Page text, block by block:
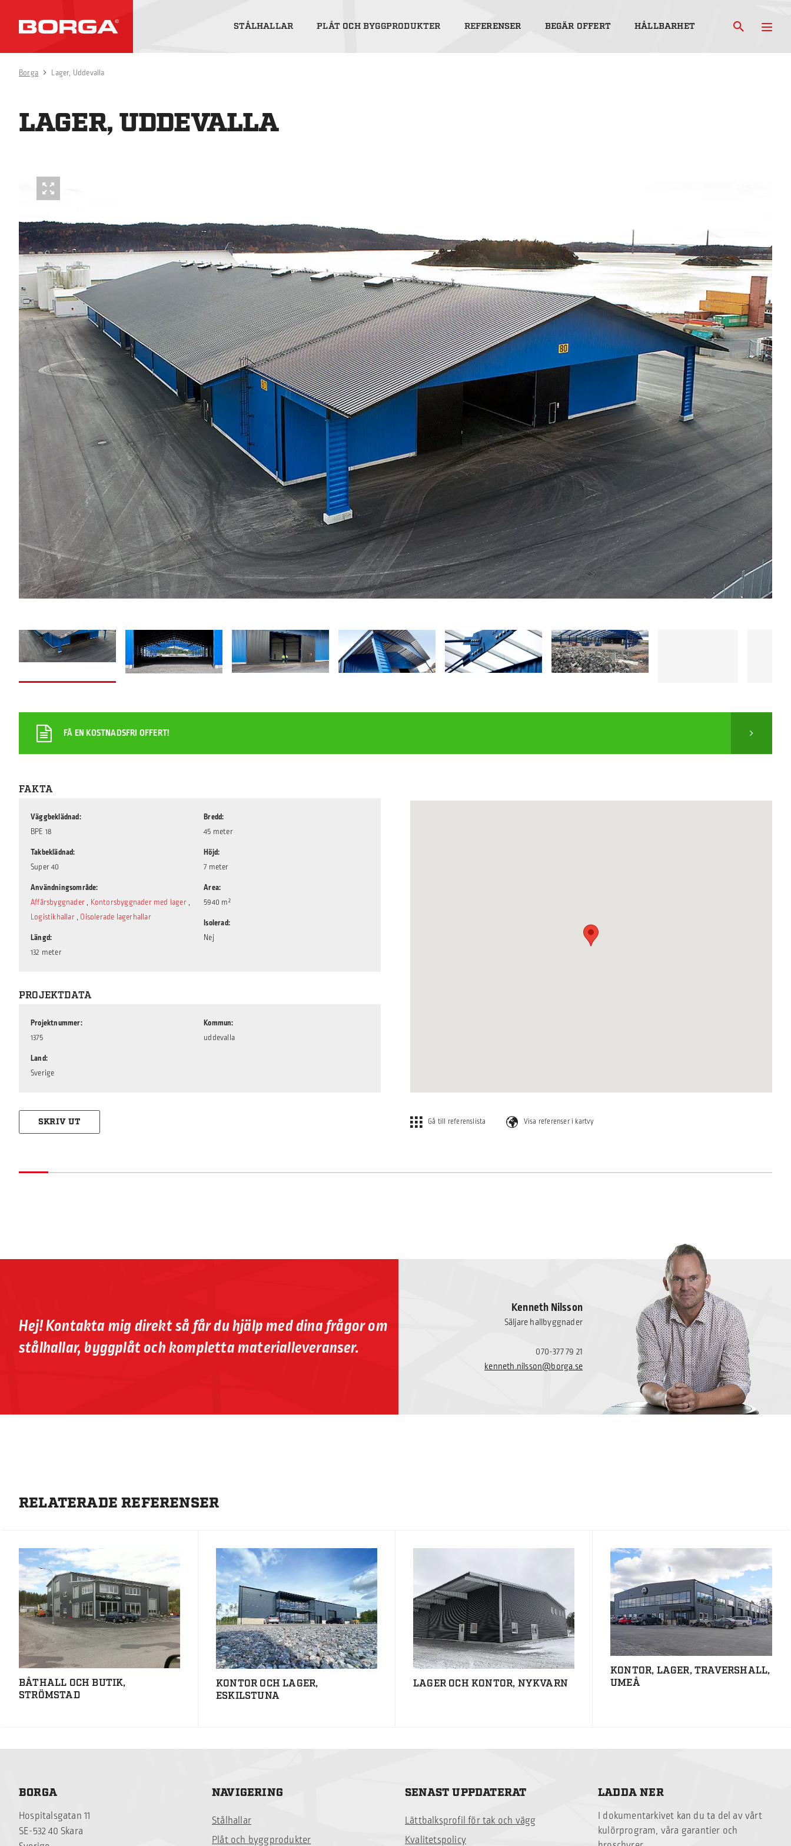
STÅLHALLAR PLÅT OCH BYGGPRODUKTER REFERENSER BEGÄR OFFERT HÅLLBARHET
Borga Lager, Uddevalla
LAGER, UDDEVALLA
FÅ EN KOSTNADSFRI OFFERT!
FAKTA
Väggbeklädnad
BPE 18
Takbeklädnad
Super 40
Användningsområde
Affärsbyggnader , Kontorsbyggnader med lager ,
Logistikhallar , Oisolerade lagerhallar
Längd
132 meter
Bredd
45 meter
Höjd
7 meter
Area
5940 m²
Isolerad
Nej
PROJEKTDATA
Projektnummer
1375
Land
Sverige
Kommun
uddevalla
SKRIV UT Gå till referenslista Visa referenser i kartvy
Kenneth Nilsson
Säljare hallbyggnader
070-377 79 21
kenneth.nilsson@borga.se
Hej! Kontakta mig direkt så får du hjälp med dina frågor om
stålhallar, byggplåt och kompletta materialleveranser.
RELATERADE REFERENSER
BÅTHALL OCH BUTIK,
STRÖMSTAD
KONTOR OCH LAGER,
ESKILSTUNA
LAGER OCH KONTOR, NYKVARN
KONTOR, LAGER, TRAVERSHALL,
UMEÅ
BORGA
Hospitalsgatan 11
SE-532 40 Skara
NAVIGERING
Stålhallar
Plåt och byggprodukter
SENAST UPPDATERAT
Lättbalksprofil för tak och vägg
Kvalitetspolicy
LADDA NER
I dokumentarkivet kan du ta del av vårt
kulörprogram, våra garantier och